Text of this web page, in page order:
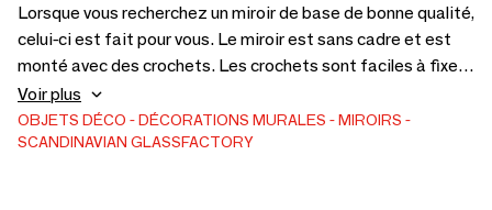
Lorsque vous recherchez un miroir de base de bonne qualité,
celui-ci est fait pour vous. Le miroir est sans cadre et est
monté avec des crochets. Les crochets sont faciles à fixer
sur le miroir, ils ont une surface adhésive prête à l'emploi et
le crochet est pressé dans la position souhaitée sur le
miroir. Attendez ensuite seulement 30 minutes et le miroir
Voir plus
OBJETS DÉCO DÉCORATIONS MURALES
MIROIRS
SCANDINAVIAN GLASSFACTORY